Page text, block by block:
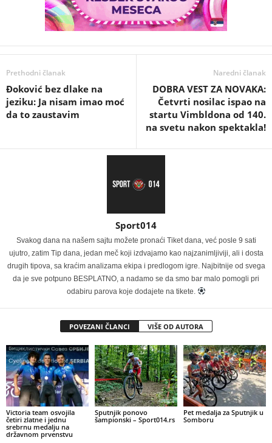
Prethodni članak
Đoković bez dlake na
jeziku: Ja nisam imao moć
da to zaustavim
Naredni članak
DOBRA VEST ZA NOVAKA:
Četvrti nosilac ispao na
startu Vimbldona od 140.
na svetu nakon spektakla!
Sport014
Svakog dana na našem sajtu možete pronaći Tiket dana, već posle 9 sati
ujutro, zatim Tip dana, jedan meč koji izdvajamo kao najzanimljiviji, ali i dosta
drugih tipova, sa kraćim analizama ekipa i predlogom igre. Najbitnije od svega
da je sve potpuno BESPLATNO, a nadamo se da smo bar malo pomogli pri
odabiru parova koje dodajete na tikete.
POVEZANI ČLANCI VIŠE OD AUTORA
Victoria team osvojila
četiri zlatne i jednu
srebrnu medalju na
državnom prvenstvu
Sputnjik ponovo
šampionski – Sport014.rs
Pet medalja za Sputnjik u
Somboru